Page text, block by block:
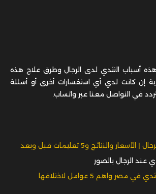
أسباب التثدي لدى الرجال وطرق علاج هذه
إن كانت لدي أي استفسارات أخرى أو أسئلة
في التواصل معنا عبر واتساب.
والنتائج و5 تعليمات قبل وبعد
عند الرجال بالصور
واهم 5 عوامل لاختلافها